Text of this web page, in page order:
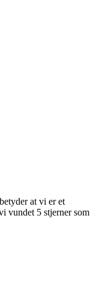
at vi er et
vundet 5 stjerner som